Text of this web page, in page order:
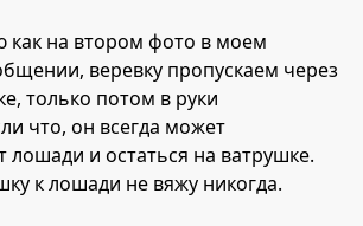
как на втором фото в моем
веревку пропускаем через
только потом в руки
что, он всегда может
лошади и остаться на ватрушке.
к лошади не вяжу никогда.